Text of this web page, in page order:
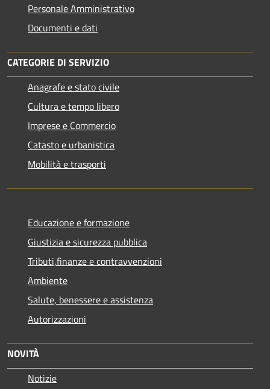
Personale Amministrativo
Documenti e dati
CATEGORIE DI SERVIZIO
Anagrafe e stato civile
Cultura e tempo libero
Imprese e Commercio
Catasto e urbanistica
Mobilità e trasporti
Educazione e formazione
Giustizia e sicurezza pubblica
Tributi,finanze e contravvenzioni
Ambiente
Salute, benessere e assistenza
Autorizzazioni
NOVITÀ
Notizie